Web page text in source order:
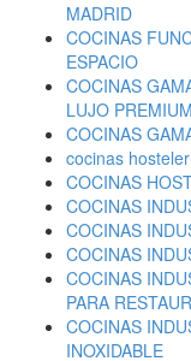
MADRID
COCINAS
ESPACIO
COCINAS
LUJO PREMIUM
COCINAS
cocinas
COCINAS
COCINAS
COCINAS
COCINAS
COCINAS
PARA
COCINAS
INOXIDABLE